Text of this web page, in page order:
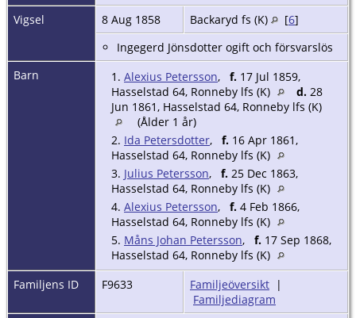
Vigsel
8 Aug 1858 Backaryd fs (K) [6]
Ingegerd Jönsdotter ogift och försvarslös
Barn
1. Alexius Petersson, f. 17 Jul 1859,
Hasselstad 64, Ronneby lfs (K)
d. 28
Jun 1861, Hasselstad 64, Ronneby lfs (K)
(Ålder 1 år)
2. Ida Petersdotter, f. 16 Apr 1861,
Hasselstad 64, Ronneby lfs (K)
3. Julius Petersson, f. 25 Dec 1863,
Hasselstad 64, Ronneby lfs (K)
4. Alexius Petersson, f. 4 Feb 1866,
Hasselstad 64, Ronneby lfs (K)
5. Måns Johan Petersson, f. 17 Sep 1868,
Hasselstad 64, Ronneby lfs (K)
Familjens ID
F9633 Familjeöversikt |
Familjediagram